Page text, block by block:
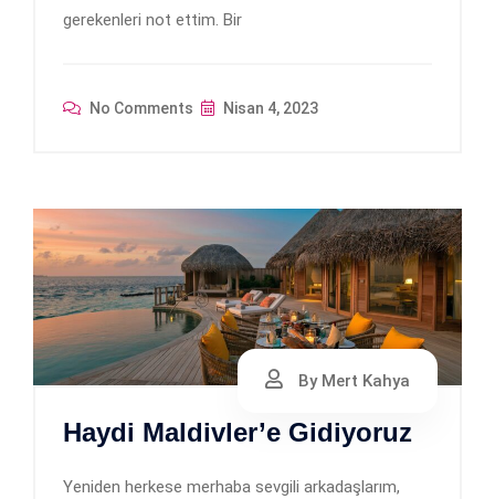
gerekenleri not ettim. Bir
No Comments Nisan 4, 2023
By Mert Kahya
Haydi Maldivler’e Gidiyoruz
Yeniden herkese merhaba sevgili arkadaşlarım,